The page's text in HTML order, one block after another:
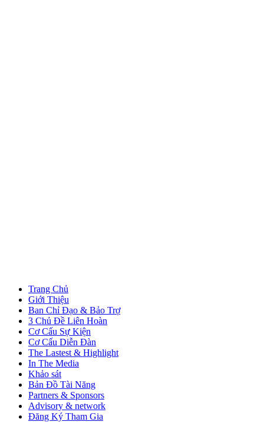
Trang Chủ
Giới Thiệu
Ban Chỉ Đạo & Bảo Trợ
3 Chủ Đề Liên Hoàn
Cơ Cấu Sự Kiện
Cơ Cấu Diễn Đàn
The Lastest & Highlight
In The Media
Khảo sát
Bản Đồ Tài Năng
Partners & Sponsors
Advisory & network
Đăng Ký Tham Gia